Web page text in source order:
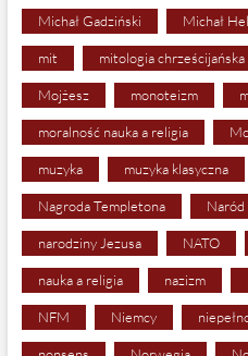
Michał Gadziński Michał
mit mitologia chrześcijańska
Mojżesz monoteizm
moralność nauka a religia
muzyka muzyka klasyczna
Nagroda Templetona Naród
narodziny Jezusa NATO
nauka a religia nazizm
NFM Niemcy